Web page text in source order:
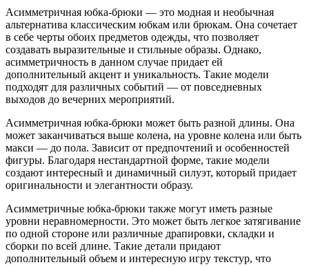
Асимметричная юбка-брюки — это модная и необычная
альтернатива классическим юбкам или брюкам. Она сочетает
в себе черты обоих предметов одежды, что позволяет
создавать выразительные и стильные образы. Однако,
асимметричность в данном случае придает ей
дополнительный акцент и уникальность. Такие модели
подходят для различных событий — от повседневных
выходов до вечерних мероприятий.
Асимметричная юбка-брюки может быть разной длины. Она
может заканчиваться выше колена, на уровне колена или быть
макси — до пола. Зависит от предпочтений и особенностей
фигуры. Благодаря нестандартной форме, такие модели
создают интересный и динамичный силуэт, который придает
оригинальности и элегантности образу.
Асимметричные юбка-брюки также могут иметь разные
уровни неравномерности. Это может быть легкое затягивание
по одной стороне или различные драпировки, складки и
сборки по всей длине. Такие детали придают
дополнительный объем и интересную игру текстур, что